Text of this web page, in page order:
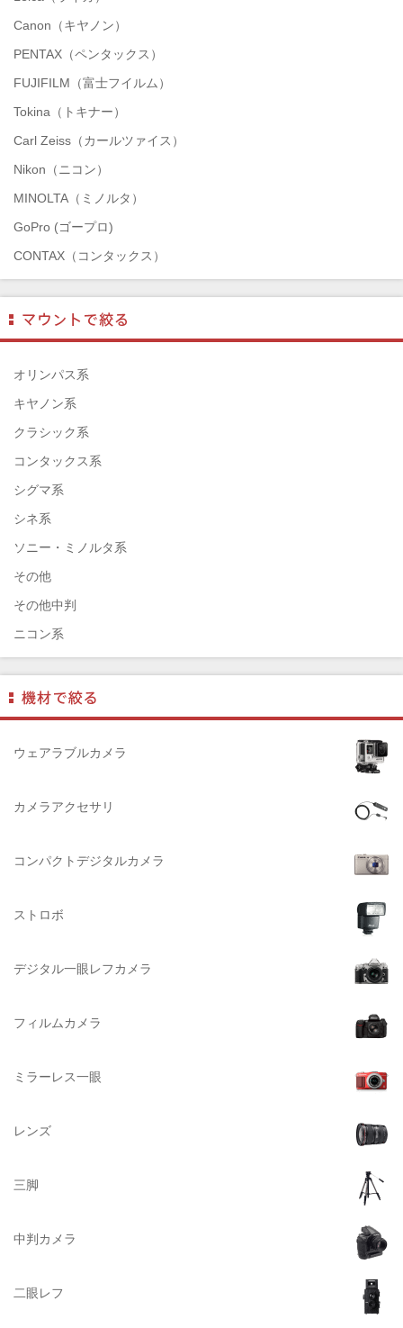
Canon（キヤノン）
PENTAX（ペンタックス）
FUJIFILM（富士フイルム）
Tokina（トキナー）
Carl Zeiss（カールツァイス）
Nikon（ニコン）
MINOLTA（ミノルタ）
GoPro (ゴープロ)
CONTAX（コンタックス）
Mamiya（マミヤ）
TAMRON（タムロン）
SIGMA（シグマ）
HASSELBLAD（ハッセルブラッド）
EPSON（エプソン）
ENNA München（エナ）
ELEFOTO（エレフォト）
ELECOM（エレコム）
￼EIZO（エイゾ）
edelkrone（エーデンクローン）
Garmin（ガーミン）
Dust-Off（ダストオフ）
DreamMaker（ドリームメーカー）
DNPフォトイメージング(ディーエヌピー)
DIGITALKING（デジタルキング）
diagnl（ダイアグナル）
Lowepro（ロープロ）
BURTON（バートン）
DELSEY（デルセー）
DEKO Elite（デコエリート）
Datacolor（データカラー）
A-POWER (エー・パワー)
ACQUAPAZZA（アクアパッツァ）
AGFA（アグフア）
オリンパス系
キヤノン系
クラシック系
コンタックス系
シグマ系
シネ系
ソニー・ミノルタ系
その他
その他中判
ニコン系
フジフィルム系
ペンタックス系
ライカ系
中判海外系
ウェアラブルカメラ
カメラアクセサリ
コンパクトデジタルカメラ
ストロボ
デジタル一眼レフカメラ
フィルムカメラ
ミラーレス一眼
レンズ
三脚
中判カメラ
二眼レフ